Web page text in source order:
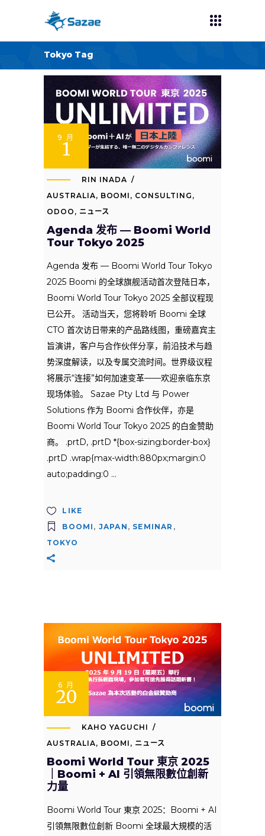
Tokyo Tag
9 月
1
RIN INADA
AUSTRALIA, BOOMI , CONSULTING ,
ODOO , ニュース
Agenda 发布 — Boomi World
Tour Tokyo 2025
Agenda 发布 — Boomi World Tour Tokyo
2025 Boomi 的全球旗舰活动首次登陆日本，
Boomi World Tour Tokyo 2025 全部议程现
已公开。 活动当天，您将聆听 Boomi 全球
CTO 首次访日带来的产品路线图，重磅嘉宾主
旨演讲，客户与合作伙伴分享，前沿技术与趋
势深度解读，以及专属交流时间。世界级议程
将展示“连接”如何加速变革——欢迎亲临东京
现场体验。 Sazae Pty Ltd 与 Power
Solutions 作为 Boomi 合作伙伴，亦是
Boomi World Tour Tokyo 2025 的白金赞助
商。 .prtD, .prtD *{box-sizing:border-box}
.prtD .wrap{max-width:880px;margin:0
auto;padding:0
LIKE
BOOMI , JAPAN , SEMINAR ,
TOKYO
6 月
20
KAHO YAGUCHI
AUSTRALIA, BOOMI , ニュース
Boomi World Tour 東京 2025
｜Boomi + AI 引領無限數位創新
力量
Boomi World Tour 東京 2025：Boomi + AI
引領無限數位創新 Boomi 全球最大規模的活